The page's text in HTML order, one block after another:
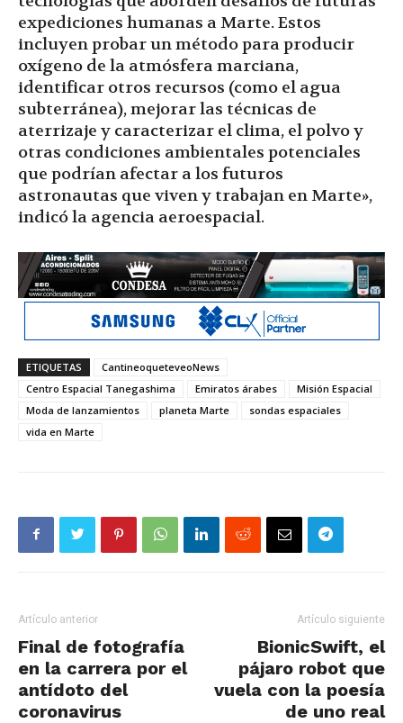
expediciones humanas a Marte. Estos
incluyen probar un método para producir
oxígeno de la atmósfera marciana,
identificar otros recursos (como el agua
subterránea), mejorar las técnicas de
aterrizaje y caracterizar el clima, el polvo y
otras condiciones ambientales potenciales
que podrían afectar a los futuros
astronautas que viven y trabajan en Marte»,
indicó la agencia aeroespacial.
ETIQUETAS
CantineoqueteveoNews
Centro Espacial Tanegashima
Emiratos árabes
Misión Espacial
Moda de lanzamientos
planeta Marte
sondas espaciales
vida en Marte
Artículo anterior
Final de fotografía
en la carrera por el
antídoto del
coronavirus
Artículo siguiente
BionicSwift, el
pájaro robot que
vuela con la poesía
de uno real